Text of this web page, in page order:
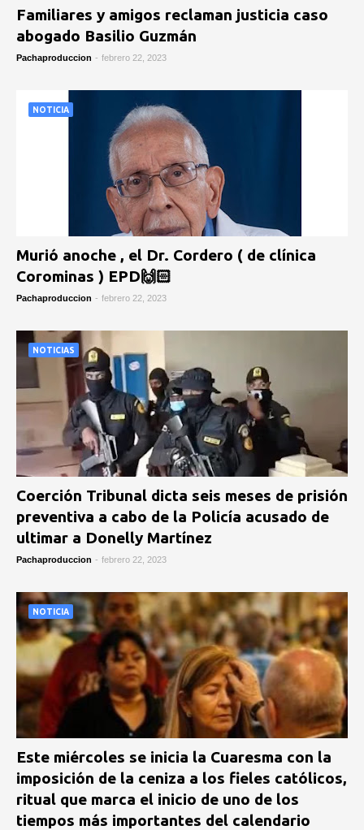
Familiares y amigos reclaman justicia caso
abogado Basilio Guzmán
Pachaproduccion - febrero 22, 2023
NOTICIA
Murió anoche , el Dr. Cordero ( de clínica
Corominas ) EPD🙌🏻
Pachaproduccion - febrero 22, 2023
NOTICIAS
Coerción Tribunal dicta seis meses de prisión
preventiva a cabo de la Policía acusado de
ultimar a Donelly Martínez
Pachaproduccion - febrero 22, 2023
NOTICIA
Este miércoles se inicia la Cuaresma con la
imposición de la ceniza a los fieles católicos,
ritual que marca el inicio de uno de los
tiempos más importantes del calendario